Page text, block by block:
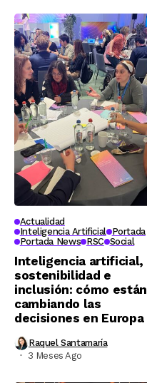
Actualidad
Inteligencia Artificial Portada
Portada News RSC Social
Inteligencia artificial,
sostenibilidad e
inclusión: cómo están
cambiando las
decisiones en Europa
Raquel Santamaría
3 Meses Ago